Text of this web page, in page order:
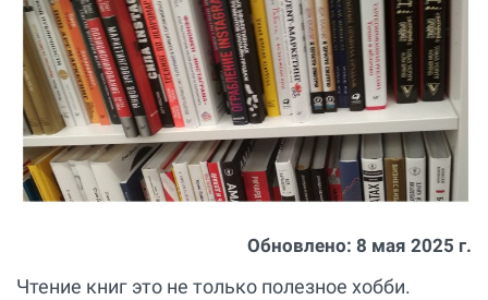
Обновлено: 8 мая 2025 г.
Чтение книг это не только полезное хобби.